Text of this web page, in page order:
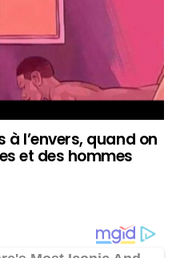
à l’envers, quand on
et des hommes